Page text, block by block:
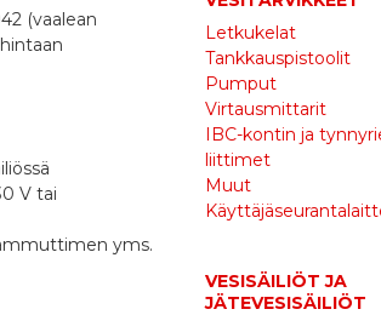
(vaalean
V tai
yms.
Letkukelat
Tankkauspistoolit
Pumput
Virtausmittarit
IBC-kontin ja
liittimet
Muut
VESISÄILIÖT JA
JÄTEVESISÄILIÖT